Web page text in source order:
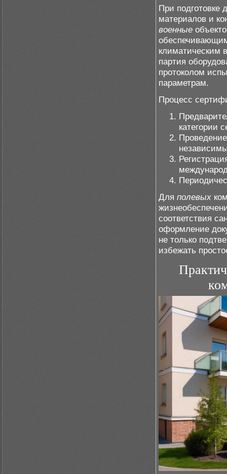
При подготовке
материалов и
военные
климатическим
партия
протоколом
параметрам.
Процесс
категории
Для полевых
соответствия
оформление
не только
избежать